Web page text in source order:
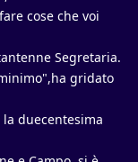
cose che voi
Segretaria.
gridato
duecentesima